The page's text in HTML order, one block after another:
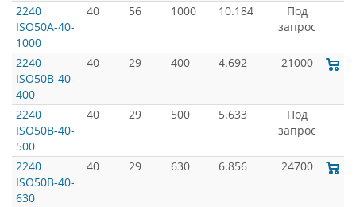
2240
ISO50A-40-
1000
40 56 1000 10.184
Под
запрос
2240
ISO50B-40-
400
40 29 400 4.692 21000
2240
ISO50B-40-
500
40 29 500 5.633
Под
запрос
2240
ISO50B-40-
630
40 29 630 6.856 24700